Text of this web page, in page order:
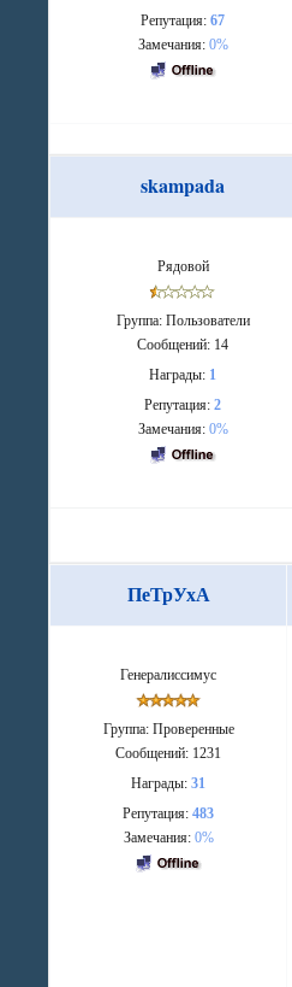
Репутация:67
Замечания: 0%
skampada
Рядовой
Группа: Пользователи
Сообщений: 14
Награды: 1
Репутация:2
Замечания: 0%
ПеТрУхА
Генералиссимус
Группа: Проверенные
Сообщений: 1231
Награды:31
Репутация:483
Замечания: 0%